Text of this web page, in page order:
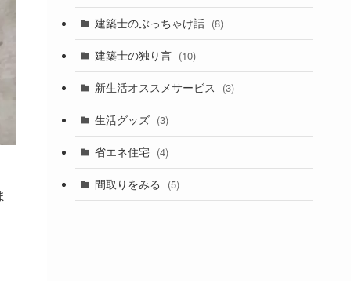
建築士のぶっちゃけ話 (8)
建築士の独り言 (10)
新生活オススメサービス (3)
生活グッズ (3)
省エネ住宅 (4)
間取りをみる (5)